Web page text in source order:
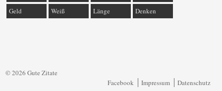
Geld
Weiß Länge Denken
© 2026 Gute Zitate
Facebook
Impressum Datenschutz